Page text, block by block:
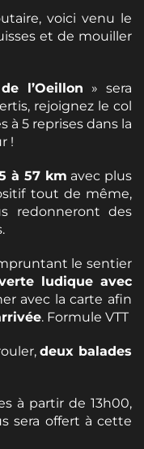
voici venu le
et de mouiller
l’Oeillon » sera
rejoignez le col
à 5 reprises dans la
!
à 57 km avec plus
tout de même,
redonneront des
le sentier
ludique avec
avec la carte afin
. Formule VTT
deux balades
à partir de 13h00,
sera offert à cette